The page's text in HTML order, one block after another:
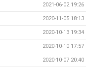
2021-06-02 19:26
2020-11-05 18:13
2020-10-13 19:34
2020-10-10 17:57
2020-10-07 20:40